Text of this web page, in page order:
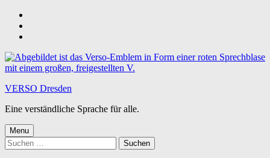
content
footer
VERSO Dresden
Eine verständliche Sprache für alle.
Menu
Suchen
nach: